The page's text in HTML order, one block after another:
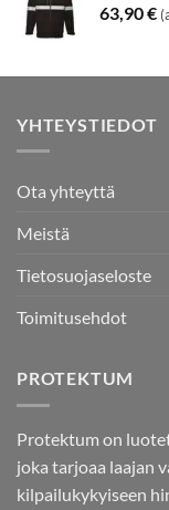
63,90€
YHTEYSTIEDOT
Ota yhteyttä
Meistä
Tietosuojaseloste
Toimitusehdot
PROTEKTUM
Protektum on
joka tarjoaa laajan
kilpailukykyiseen